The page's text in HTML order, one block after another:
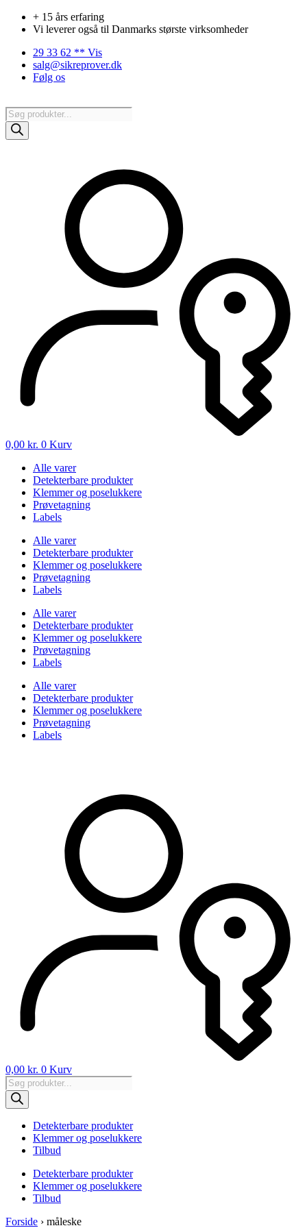
Videre+ 15 års erfaring
Vi leverer også til Danmarks største virksomheder
29 33 62 ** Vis
salg@sikreprover.dk
Følg os
Products
search
0,00 kr. 0 Kurv
Alle varer
Detekterbare produkter
Klemmer og poselukkere
Prøvetagning
Labels
Alle varer
Detekterbare produkter
Klemmer og poselukkere
Prøvetagning
Labels
Alle varer
Detekterbare produkter
Klemmer og poselukkere
Prøvetagning
Labels
Alle varer
Detekterbare produkter
Klemmer og poselukkere
Prøvetagning
Labels
0,00 kr. 0 Kurv
Products
search
Detekterbare produkter
Klemmer og poselukkere
Tilbud
Detekterbare produkter
Klemmer og poselukkere
Tilbud
Forside › måleske